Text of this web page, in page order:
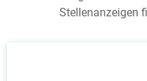
Stellenanzeigen